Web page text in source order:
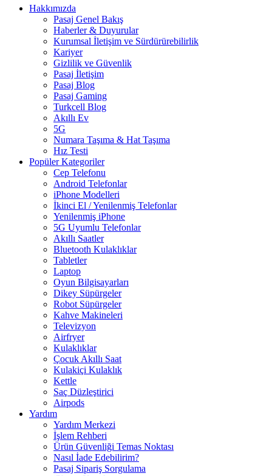
Hakkımızda
Pasaj Genel Bakış
Haberler & Duyurular
Kurumsal İletişim ve Sürdürürebilirlik
Kariyer
Gizlilik ve Güvenlik
Pasaj İletişim
Pasaj Blog
Pasaj Gaming
Turkcell Blog
Akıllı Ev
5G
Numara Taşıma & Hat Taşıma
Hız Testi
Popüler Kategoriler
Cep Telefonu
Android Telefonlar
iPhone Modelleri
İkinci El / Yenilenmiş Telefonlar
Yenilenmiş iPhone
5G Uyumlu Telefonlar
Akıllı Saatler
Bluetooth Kulaklıklar
Tabletler
Laptop
Oyun Bilgisayarları
Dikey Süpürgeler
Robot Süpürgeler
Kahve Makineleri
Televizyon
Airfryer
Kulaklıklar
Çocuk Akıllı Saat
Kulakiçi Kulaklık
Kettle
Saç Düzleştirici
Airpods
Yardım
Yardım Merkezi
İşlem Rehberi
Ürün Güvenliği Temas Noktası
Nasıl İade Edebilirim?
Pasaj Sipariş Sorgulama